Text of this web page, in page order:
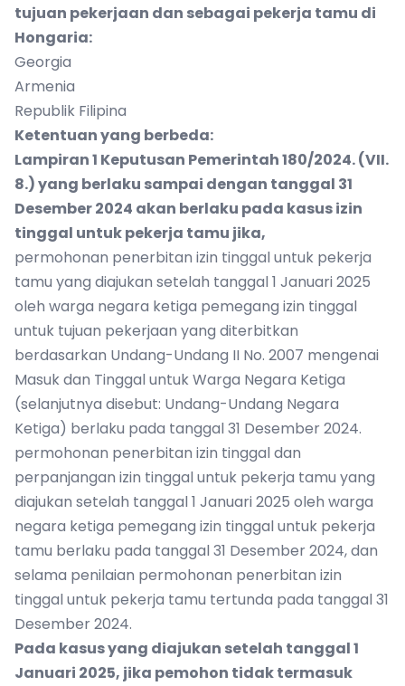
tujuan pekerjaan dan sebagai pekerja tamu di
Hongaria:
Georgia
Armenia
Republik Filipina
Ketentuan yang berbeda:
Lampiran 1 Keputusan Pemerintah 180/2024. (VII.
8.) yang berlaku sampai dengan tanggal 31
Desember 2024 akan berlaku pada kasus izin
tinggal untuk pekerja tamu jika,
permohonan penerbitan izin tinggal untuk pekerja
tamu yang diajukan setelah tanggal 1 Januari 2025
oleh warga negara ketiga pemegang izin tinggal
untuk tujuan pekerjaan yang diterbitkan
berdasarkan Undang-Undang II No. 2007 mengenai
Masuk dan Tinggal untuk Warga Negara Ketiga
(selanjutnya disebut: Undang-Undang Negara
Ketiga) berlaku pada tanggal 31 Desember 2024.
permohonan penerbitan izin tinggal dan
perpanjangan izin tinggal untuk pekerja tamu yang
diajukan setelah tanggal 1 Januari 2025 oleh warga
negara ketiga pemegang izin tinggal untuk pekerja
tamu berlaku pada tanggal 31 Desember 2024, dan
selama penilaian permohonan penerbitan izin
tinggal untuk pekerja tamu tertunda pada tanggal 31
Desember 2024.
Pada kasus yang diajukan setelah tanggal 1
Januari 2025, jika pemohon tidak termasuk